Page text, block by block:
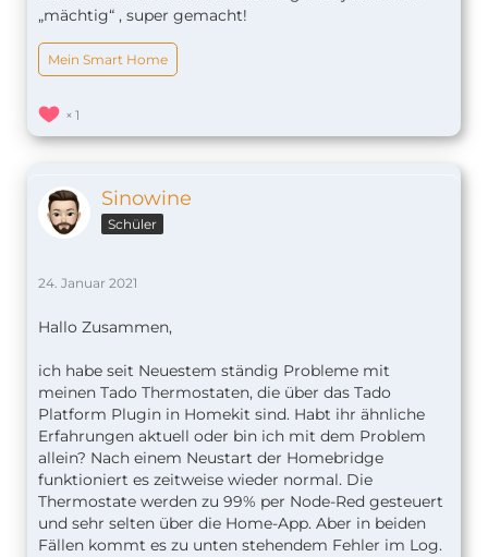
„mächtig“ , super gemacht!
Mein Smart Home
1
Sinowine
Schüler
24. Januar 2021
Hallo Zusammen,
ich habe seit Neuestem ständig Probleme mit
meinen Tado Thermostaten, die über das Tado
Platform Plugin in Homekit sind. Habt ihr ähnliche
Erfahrungen aktuell oder bin ich mit dem Problem
allein? Nach einem Neustart der Homebridge
funktioniert es zeitweise wieder normal. Die
Thermostate werden zu 99% per Node-Red gesteuert
und sehr selten über die Home-App. Aber in beiden
Fällen kommt es zu unten stehendem Fehler im Log.